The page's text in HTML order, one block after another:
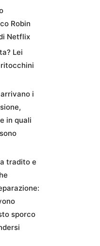
Robin
Netflix
Lei
i
in quali
tradito e
sporco